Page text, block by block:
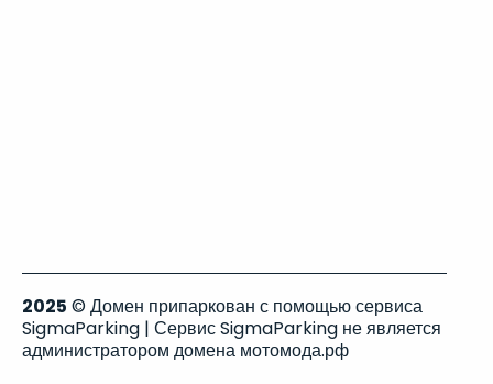
2025 © Домен припаркован с помощью сервиса
SigmaParking | Сервис SigmaParking не является
администратором домена мотомода.рф